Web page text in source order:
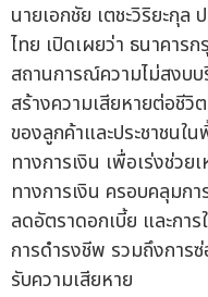
นายเอกชัย เตชะวิริยะกุล
ไทย เปิดเผยว่า ธนาคาร
สถานการณ์ความไม่สงบ
สร้างความเสียหายต่อชี
ของลูกค้าและประชาชน
ทางการเงิน เพื่อเร่งช่ว
ทางการเงิน ครอบคลุมก
ลดอัตราดอกเบี้ย และกา
การดำรงชีพ รวมถึงกา
รับความเสียหาย